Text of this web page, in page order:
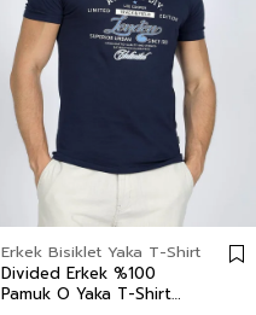
Erkek Bisiklet Yaka T-Shirt
Divided Erkek %100
Pamuk O Yaka T-Shirt